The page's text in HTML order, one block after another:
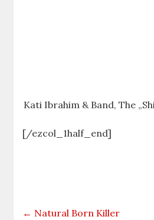
Kati Ibrahim & Band, The
[/ezcol_1half_end]
← Natural Born Killer